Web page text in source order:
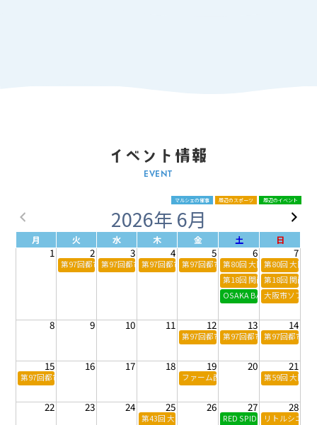
EVENT
マルシェの催事 周辺のスポーツ 周辺のイベント
2026年 6月
月 火 水 木 金 土 日
1 2
第97回都市対抗野球大会 近畿地区2次予選
3
第97回都市対抗野球大会 近畿地区2次予選
4
第97回都市対抗野球大会 近畿地区2次予選
5
第97回都市対抗野球大会 近畿地区2次
6
第80回 大阪高等学校総合
第18回 関西さわやか大会
OSAKA BAY SKYLUMINA
7
第80回 大阪高
第18回 関西さ
大阪市ソフト
8 9 10 11 12
第97回都市対抗野球大会 近畿地区2次
13
第97回都市対抗野球大会
14
第97回都市対
15
第97回都市対抗野球大会 近畿地区2次予選
16 17 18 19
ファーム西地区公式戦 B-T
20 21
第59回 大阪府
22 23 24 25
第43回 大阪府警察逮捕術大会
26 27
RED SPIDER ～ONE
28
リトルシニア